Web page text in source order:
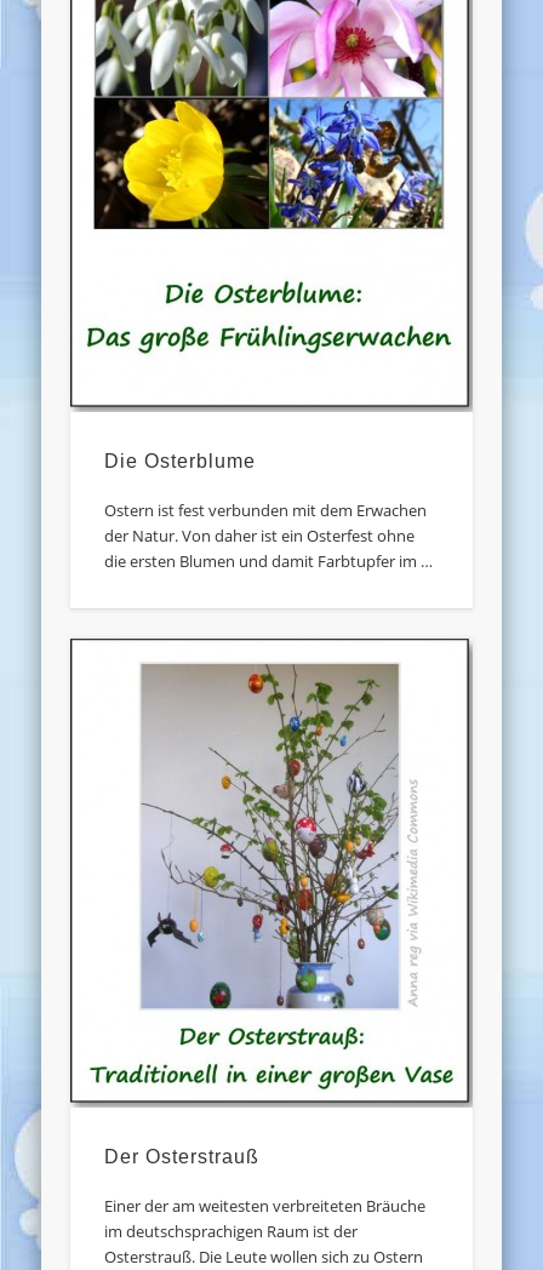
Die Osterblume
Ostern ist fest verbunden mit dem Erwachen
der Natur. Von daher ist ein Osterfest ohne
die ersten Blumen und damit Farbtupfer im …
Der Osterstrauß
Einer der am weitesten verbreiteten Bräuche
im deutschsprachigen Raum ist der
Osterstrauß. Die Leute wollen sich zu Ostern